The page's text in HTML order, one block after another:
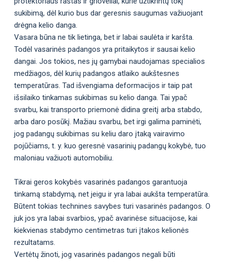
sukibimą, dėl kurio bus dar geresnis saugumas važiuojant
drėgna kelio danga.
Vasara būna ne tik lietinga, bet ir labai saulėta ir karšta.
Todėl vasarinės padangos yra pritaikytos ir sausai kelio
dangai. Jos tokios, nes jų gamybai naudojamas specialios
medžiagos, dėl kurių padangos atlaiko aukštesnes
temperatūras. Tad išvengiama deformacijos ir taip pat
išsilaiko tinkamas sukibimas su kelio danga. Tai ypač
svarbu, kai transporto priemonė didina greitį arba stabdo,
arba daro posūkį. Mažiau svarbu, bet irgi galima paminėti,
jog padangų sukibimas su keliu daro įtaką vairavimo
pojūčiams, t. y. kuo geresnė vasarinių padangų kokybė, tuo
maloniau važiuoti automobiliu.
Tikrai geros kokybės vasarinės padangos garantuoja
tinkamą stabdymą, net jeigu ir yra labai aukšta temperatūra.
Būtent tokias technines savybes turi vasarinės padangos. O
juk jos yra labai svarbios, ypač avarinėse situacijose, kai
kiekvienas stabdymo centimetras turi įtakos kelionės
rezultatams.
Vertėtų žinoti, jog vasarinės padangos negali būti